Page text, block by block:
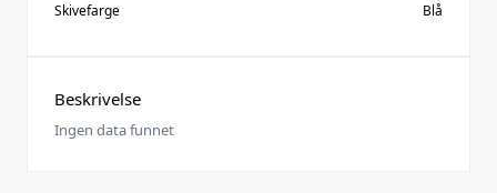
Beskrivelse
Ingen data funnet
Skivefarge
Blå